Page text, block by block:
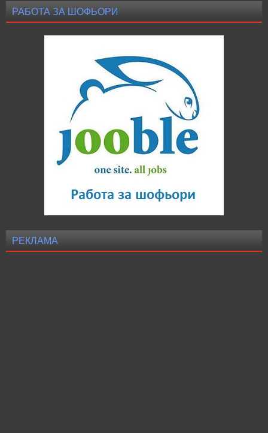
РАБОТА ЗА ШОФЬОРИ
РЕКЛАМА